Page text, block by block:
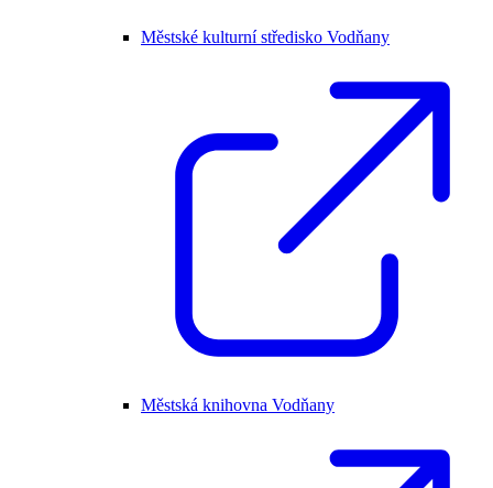
Městské kulturní středisko Vodňany
Městská knihovna Vodňany